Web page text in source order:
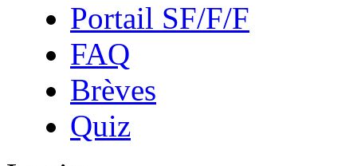
Portail SF/F/F
FAQ
Brèves
Quiz